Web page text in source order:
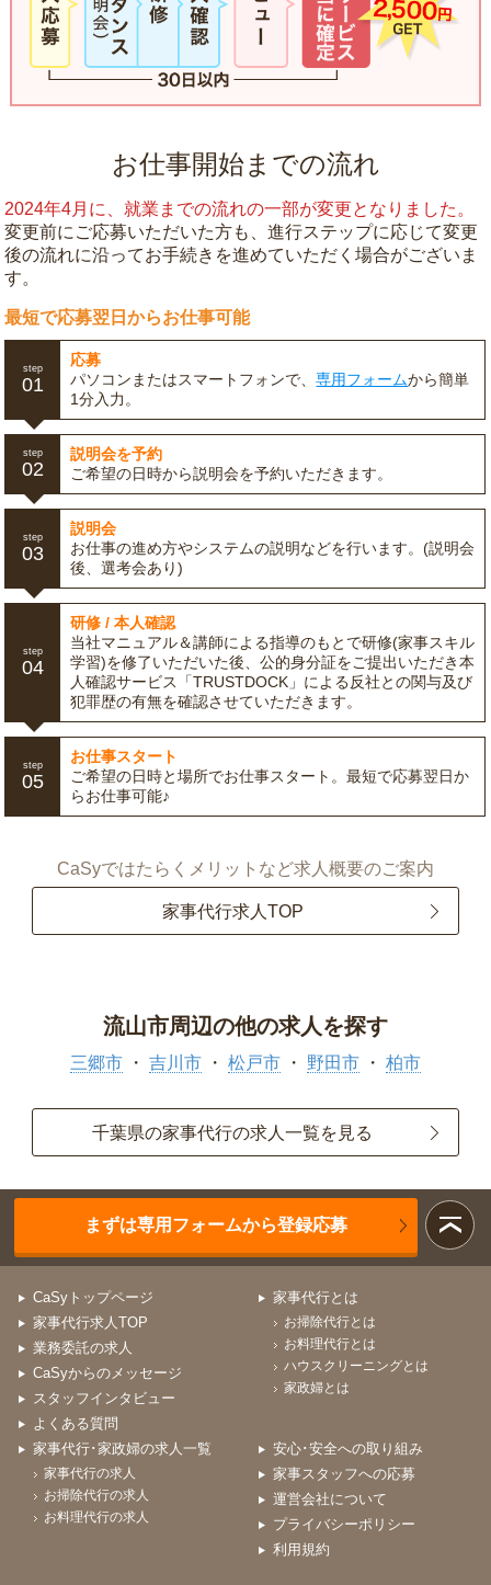
お仕事開始までの流れ
2024年4月に、就業までの流れの一部が変更となりました。
変更前にご応募いただいた方も、進行ステップに応じて変更
後の流れに沿ってお手続きを進めていただく場合がございま
す。
最短で応募翌日からお仕事可能
step
01
応募
パソコンまたはスマートフォンで、専用フォームから簡単
1分入力。
step
02
説明会を予約
ご希望の日時から説明会を予約いただきます。
step
03
説明会
お仕事の進め方やシステムの説明などを行います。(説明会
後、選考会あり)
step
04
研修 / 本人確認
当社マニュアル＆講師による指導のもとで研修(家事スキル
学習)を修了いただいた後、公的身分証をご提出いただき本
人確認サービス「TRUSTDOCK」による反社との関与及び
犯罪歴の有無を確認させていただきます。
step
05
お仕事スタート
ご希望の日時と場所でお仕事スタート。最短で応募翌日か
らお仕事可能♪
CaSyではたらくメリットなど求人概要のご案内
家事代行求人TOP
流山市周辺の他の求人を探す
三郷市 吉川市 松戸市 野田市 柏市
千葉県の家事代行の求人一覧を見る
まずは専用フォームから登録応募
CaSyトップページ
家事代行求人TOP
業務委託の求人
CaSyからのメッセージ
スタッフインタビュー
よくある質問
家事代行とは
お掃除代行とは
お料理代行とは
ハウスクリーニングとは
家政婦とは
家事代行･家政婦の求人一覧
家事代行の求人
お掃除代行の求人
お料理代行の求人
安心･安全への取り組み
家事スタッフへの応募
運営会社について
プライバシーポリシー
利用規約